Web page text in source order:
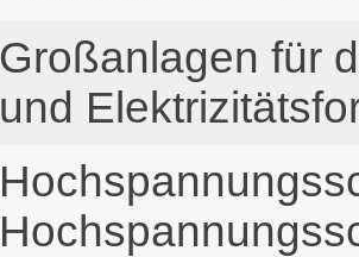
Großanlagen für
und